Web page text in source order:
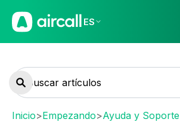
ES
Inicio>Empezando>Ayuda y Soporte